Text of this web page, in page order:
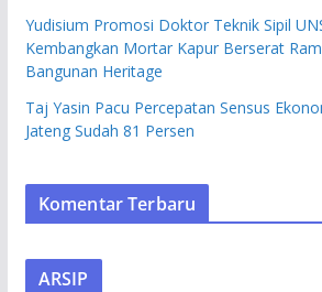
Yudisium Promosi Doktor Teknik Sipil
Kembangkan Mortar Kapur Berserat
Bangunan Heritage
Taj Yasin Pacu Percepatan Sensus
Jateng Sudah 81 Persen
Komentar Terbaru
ARSIP